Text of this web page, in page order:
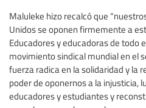
Maluleke hizo recalcó que
Unidos se oponen firmemente a
Educadores y educadoras de todo
movimiento sindical mundial en el
fuerza radica en la solidaridad y la
poder de oponernos a la injusticia,
educadores y estudiantes y